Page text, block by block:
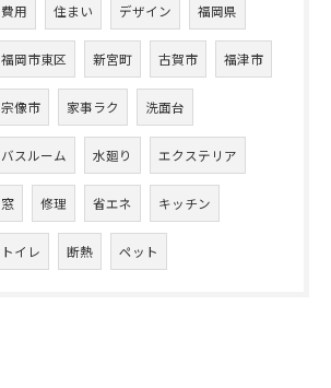
費用 住まい デザイン 福岡県
福岡市東区 新宮町 古賀市 福津市
宗像市 家事ラク 洗面台
バスルーム 水廻り エクステリア
窓 修理 省エネ キッチン
トイレ 断熱 ペット